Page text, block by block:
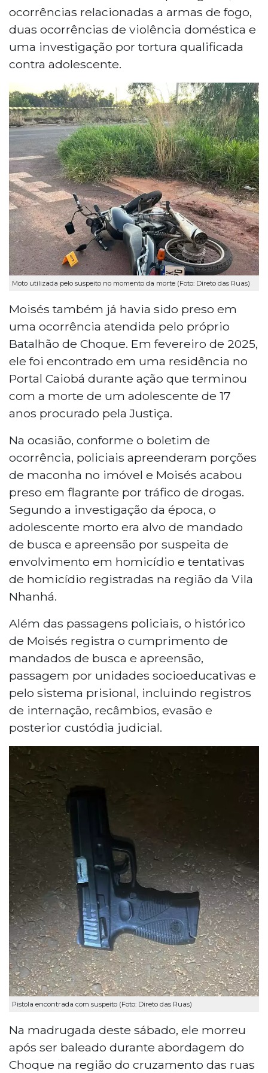
ocorrências relacionadas a armas de fogo,
duas ocorrências de violência doméstica e
uma investigação por tortura qualificada
contra adolescente.
Moto utilizada pelo suspeito no momento da morte (Foto: Direto das Ruas)
Moisés também já havia sido preso em
uma ocorrência atendida pelo próprio
Batalhão de Choque. Em fevereiro de 2025,
ele foi encontrado em uma residência no
Portal Caiobá durante ação que terminou
com a morte de um adolescente de 17
anos procurado pela Justiça.
Na ocasião, conforme o boletim de
ocorrência, policiais apreenderam porções
de maconha no imóvel e Moisés acabou
preso em flagrante por tráfico de drogas.
Segundo a investigação da época, o
adolescente morto era alvo de mandado
de busca e apreensão por suspeita de
envolvimento em homicídio e tentativas
de homicídio registradas na região da Vila
Nhanhá.
Além das passagens policiais, o histórico
de Moisés registra o cumprimento de
mandados de busca e apreensão,
passagem por unidades socioeducativas e
pelo sistema prisional, incluindo registros
de internação, recâmbios, evasão e
posterior custódia judicial.
Pistola encontrada com suspeito (Foto: Direto das Ruas)
Na madrugada deste sábado, ele morreu
após ser baleado durante abordagem do
Choque na região do cruzamento das ruas